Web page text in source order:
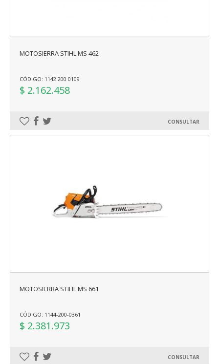
MOTOSIERRA STIHL MS 462
CÓDIGO: 1142 200 0109
$ 2.162.458
CONSULTAR
MOTOSIERRA STIHL MS 661
CÓDIGO: 1144-200-0361
$ 2.381.973
CONSULTAR